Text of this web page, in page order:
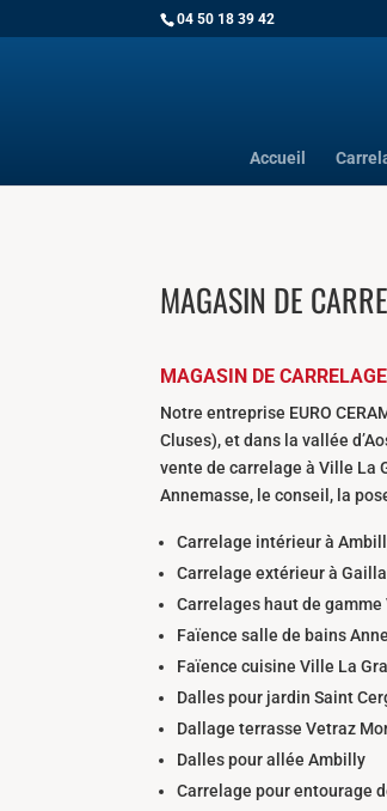
04 50 18 39 42
Accueil
MAGASIN DE
MAGASIN DE
Notre entreprise EURO
Cluses), et dans la vallée
vente de carrelage à Ville La
Annemasse, le conseil, la
Carrelage intérieur à
Carrelage extérieur à
Carrelages haut de
Faïence salle de bains
Faïence cuisine Ville La
Dalles pour jardin Saint
Dallage terrasse Vetraz
Dalles pour allée Ambilly
Carrelage pour entourage